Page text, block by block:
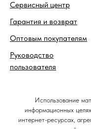
Сервисный центр
Гарантия и возврат
Оптовым покупателям
Руководство
пользователя
Использование
информационных
интернет-ресурсах,